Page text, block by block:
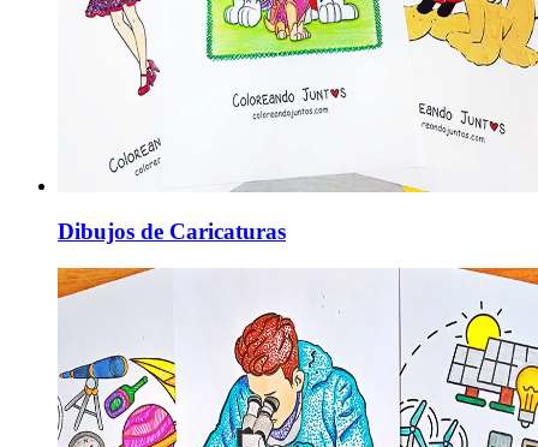
Dibujos de Caricaturas